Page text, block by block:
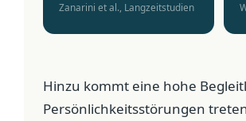
Zanarini et al., Langzeitstudien
Hinzu kommt eine hohe
Persönlichkeitsstörungen